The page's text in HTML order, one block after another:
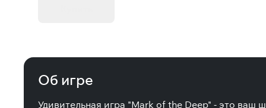
Об игре
Удивительная игра "Mark of the Deep" - это ваш